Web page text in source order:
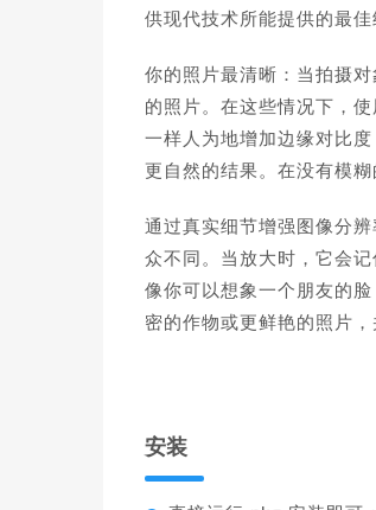
供现代技术所能提供的最佳
你的照片最清晰：当拍摄
的照片。在这些情况下，
一样人为地增加边缘对比
更自然的结果。在没有模
通过真实细节增强图像分
众不同。当放大时，它会
像你可以想象一个朋友的
密的作物或更鲜艳的照片
安装